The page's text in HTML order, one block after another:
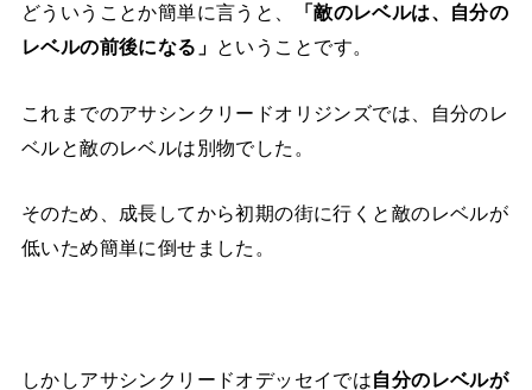
どういうことか簡単に言うと、
「敵のレベルは、自分の
レベルの前後になる」 ということです。
これまでのアサシンクリードオリジンズでは、自分のレ
ベルと敵のレベルは別物でした。
そのため、成長してから初期の街に行くと敵のレベルが
低いため簡単に倒せました。
しかしアサシンクリードオデッセイでは自分のレベルが